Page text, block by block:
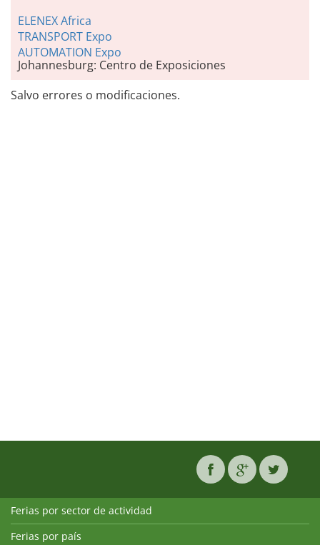
ELENEX Africa
TRANSPORT Expo
AUTOMATION Expo
Johannesburg: Centro de Exposiciones
Salvo errores o modificaciones.
Ferias por sector de actividad
Ferias por país